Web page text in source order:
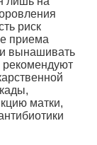
риск
приема
вынашивать
рекомендуют
матки,